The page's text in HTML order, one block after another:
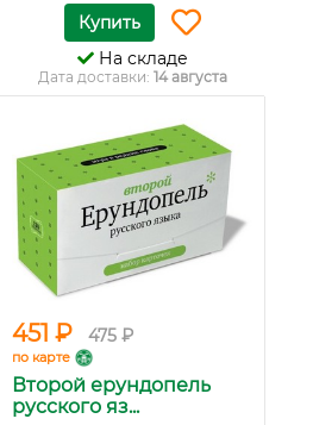
Купить
На складе
Дата доставки: 14 августа
451 ₽ 475 ₽
по карте
Второй ерундопель
русского яз...